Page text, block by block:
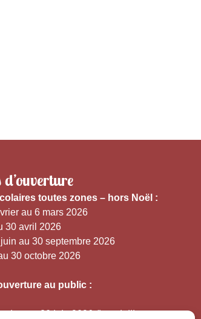
toutes zones – hors Noël :
au 6 mars 2026
30 avril 2026
au 30 septembre 2026
30 octobre 2026
au public :
au 30 juin 2026 (hors juillet et